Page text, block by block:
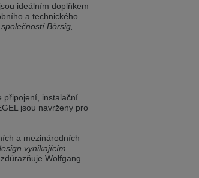
you like to switch to
ideálním doplňkem
a technického
Börsig,
připojení, instalační
jsou navrženy pro
a mezinárodních
vynikajícím
Wolfgang